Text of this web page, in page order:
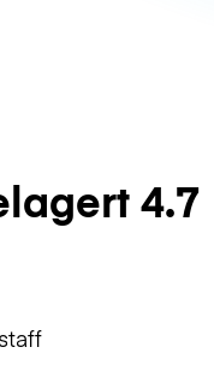
4.7